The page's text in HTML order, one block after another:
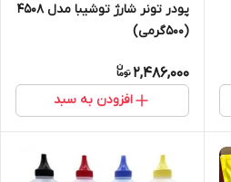
پودر تونر شارژ توشیبا مدل ۴۵۰۸
(۵۰۰گرمی)
2,486,000
افزودن به سبد